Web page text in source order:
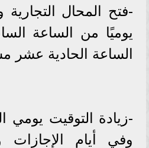
-فتح المحال التجارية
يوميًا من الساعة
الساعة الحادية عشر
-زيادة التوقيت يومي
وفي أيام الإجازات